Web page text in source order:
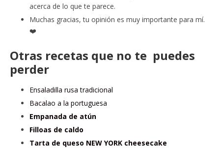
acerca de lo que te parece.
Muchas gracias, tu opinión es muy importante para mí.
❤️
Otras recetas que no te puedes
perder
Ensaladilla rusa tradicional
Bacalao a la portuguesa
Empanada de atún
Filloas de caldo
Tarta de queso NEW YORK cheesecake